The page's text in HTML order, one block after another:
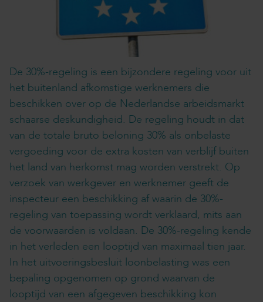
De 30%-regeling is een bijzondere regeling voor uit
het buitenland afkomstige werknemers die
beschikken over op de Nederlandse arbeidsmarkt
schaarse deskundigheid. De regeling houdt in dat
van de totale bruto beloning 30% als onbelaste
vergoeding voor de extra kosten van verblijf buiten
het land van herkomst mag worden verstrekt. Op
verzoek van werkgever en werknemer geeft de
inspecteur een beschikking af waarin de 30%-
regeling van toepassing wordt verklaard, mits aan
de voorwaarden is voldaan. De 30%-regeling kende
in het verleden een looptijd van maximaal tien jaar.
In het uitvoeringsbesluit loonbelasting was een
bepaling opgenomen op grond waarvan de
looptijd van een afgegeven beschikking kon